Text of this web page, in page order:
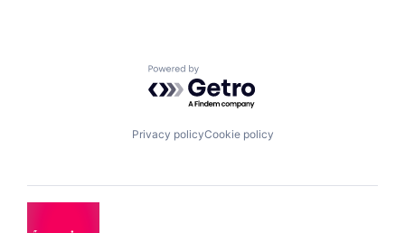
Powered by Getro.com
Privacy policyCookie policy